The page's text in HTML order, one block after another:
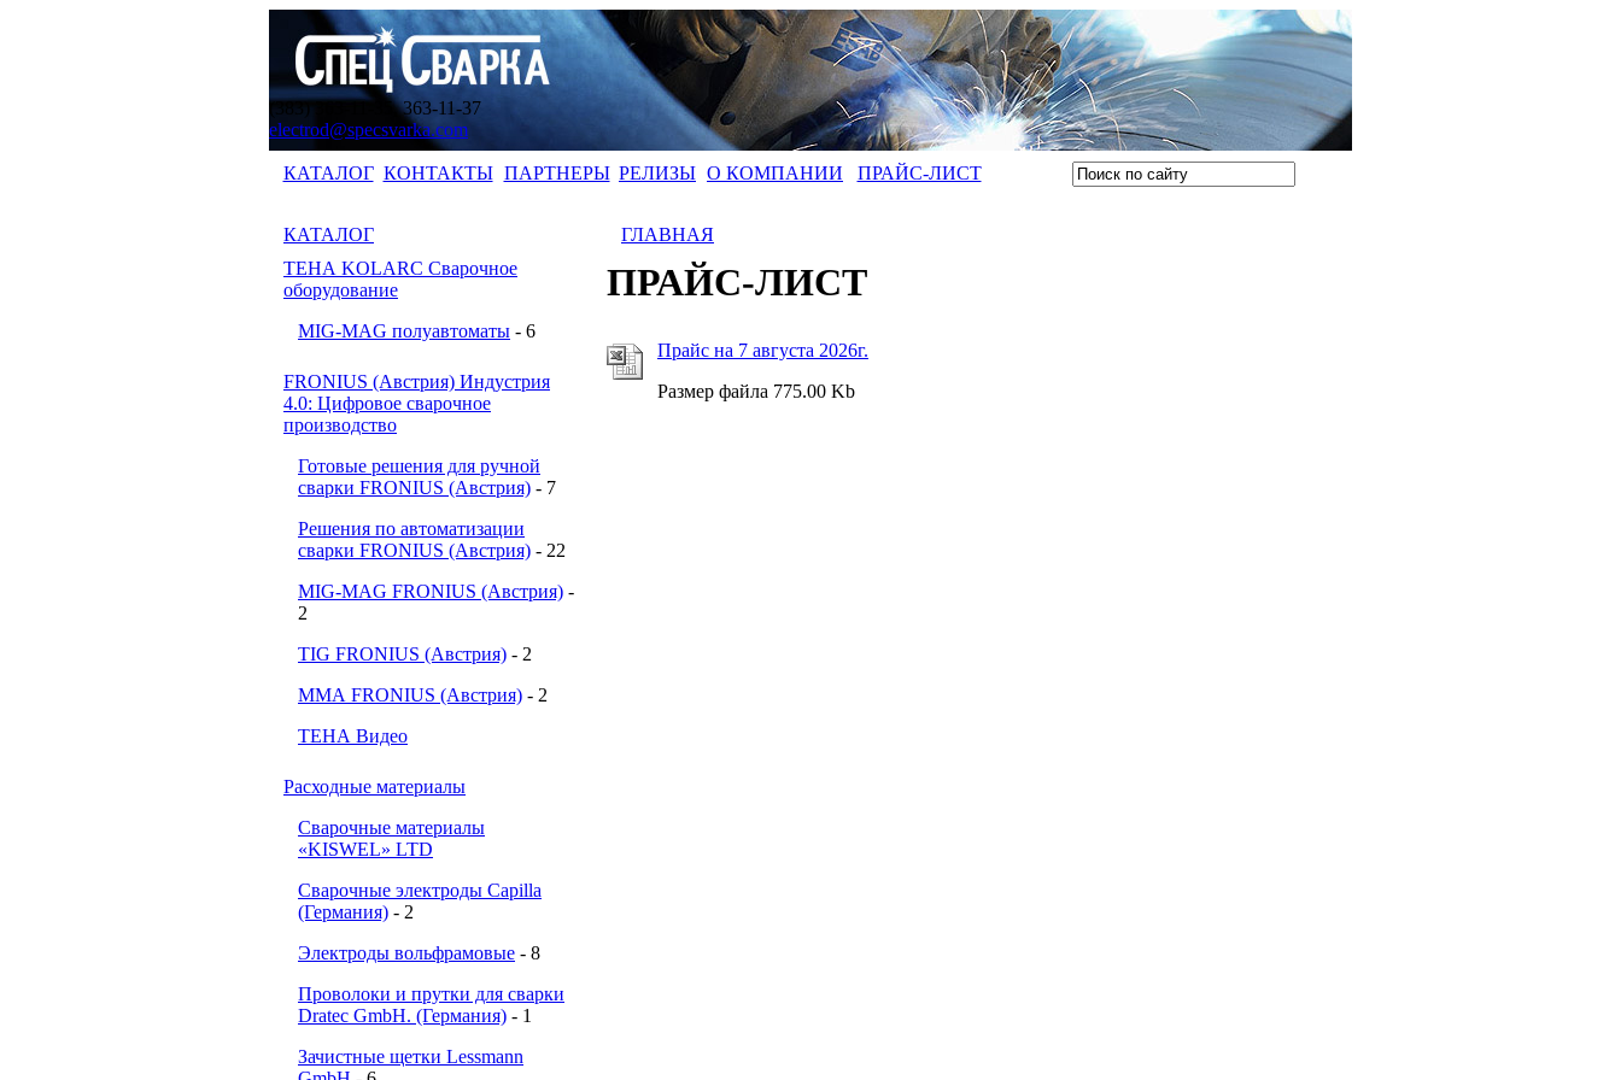
(383) 363-11-35, 363-11-37
electrod@specsvarka.com
КАТАЛОГ КОНТАКТЫ ПАРТНЕРЫ РЕЛИЗЫ О КОМПАНИИ ПРАЙС-ЛИСТ
КАТАЛОГ
ТЕНА KOLARC Сварочное
оборудование
MIG-MAG полуавтоматы - 6
FRONIUS (Австрия) Индустрия
4.0: Цифровое сварочное
производство
Готовые решения для ручной
сварки FRONIUS (Австрия) - 7
Решения по автоматизации
сварки FRONIUS (Австрия) - 22
MIG-MAG FRONIUS (Австрия) -
2
TIG FRONIUS (Австрия) - 2
ММА FRONIUS (Австрия) - 2
ТЕНА Видео
Расходные материалы
Сварочные материалы
«KISWEL» LTD
Сварочные электроды Capilla
(Германия) - 2
Электроды вольфрамовые - 8
Проволоки и прутки для сварки
Dratec GmbH. (Германия) - 1
Зачистные щетки Lessmann
ГЛАВНАЯ
ПРАЙС-ЛИСТ
Прайс на 7 августа 2026г.
Размер файла 775.00 Kb